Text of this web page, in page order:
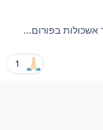
אשכולות בפורום...
1